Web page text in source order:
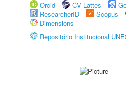
Orcid
CV Lattes
ResearcherID
Scopus
Dimensions
Repositório Institucional